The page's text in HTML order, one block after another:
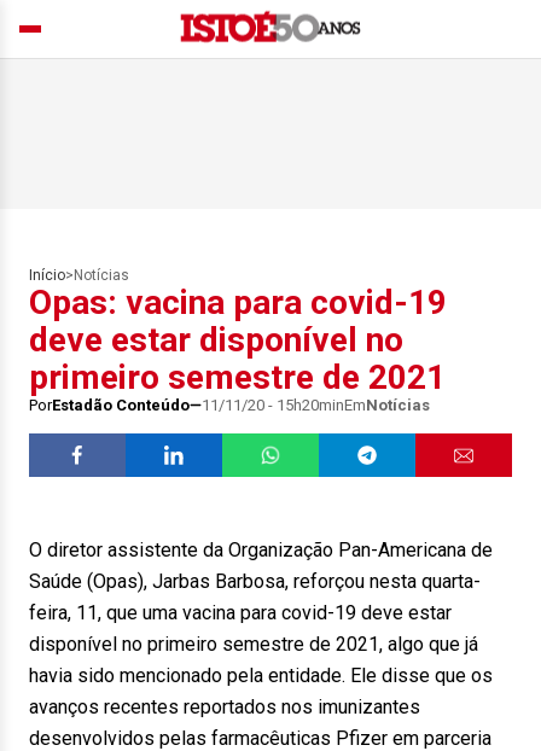
Início> Notícias
Opas: vacina para covid-19
deve estar disponível no
primeiro semestre de 2021
PorEstadão Conteúdo 11/11/20 - 15h20minEmNotícias
O diretor assistente da Organização Pan-Americana de
Saúde (Opas), Jarbas Barbosa, reforçou nesta quarta-
feira, 11, que uma vacina para covid-19 deve estar
disponível no primeiro semestre de 2021, algo que já
havia sido mencionado pela entidade. Ele disse que os
avanços recentes reportados nos imunizantes
desenvolvidos pelas farmacêuticas Pfizer em parceria